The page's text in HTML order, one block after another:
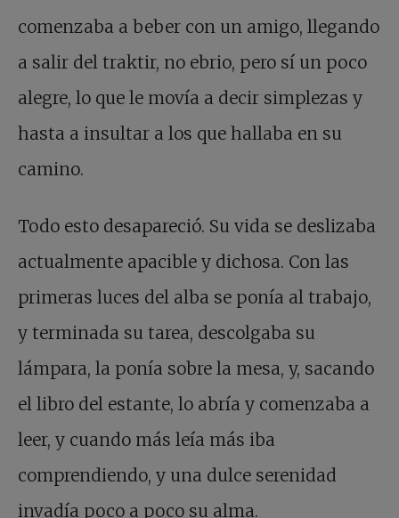
comenzaba a beber con un amigo, llegando
a salir del traktir, no ebrio, pero sí un poco
alegre, lo que le movía a decir simplezas y
hasta a insultar a los que hallaba en su
camino.
Todo esto desapareció. Su vida se deslizaba
actualmente apacible y dichosa. Con las
primeras luces del alba se ponía al trabajo,
y terminada su tarea, descolgaba su
lámpara, la ponía sobre la mesa, y, sacando
el libro del estante, lo abría y comenzaba a
leer, y cuando más leía más iba
comprendiendo, y una dulce serenidad
invadía poco a poco su alma.